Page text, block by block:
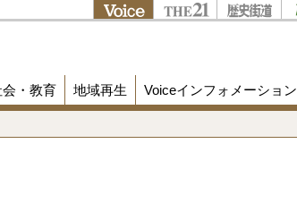
会・教育 地域再生 Voiceインフォメーション